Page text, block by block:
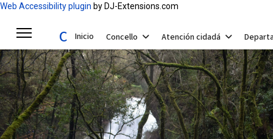
Web Accessibility plugin by DJ-Extensions.com
Concello de Valga
Inicio Concello Atención cidadá